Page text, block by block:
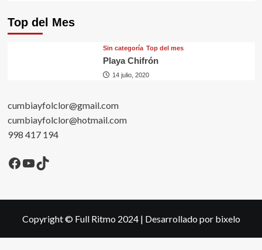
Top del Mes
Sin categorí­a Top del mes
Playa Chifrón
14 julio, 2020
cumbiayfolclor@gmail.com
cumbiayfolclor@hotmail.com
998 417 194
Facebook
YouTube
TikTok
Copyright © Full Ritmo 2024 | Desarrollado por bixelo